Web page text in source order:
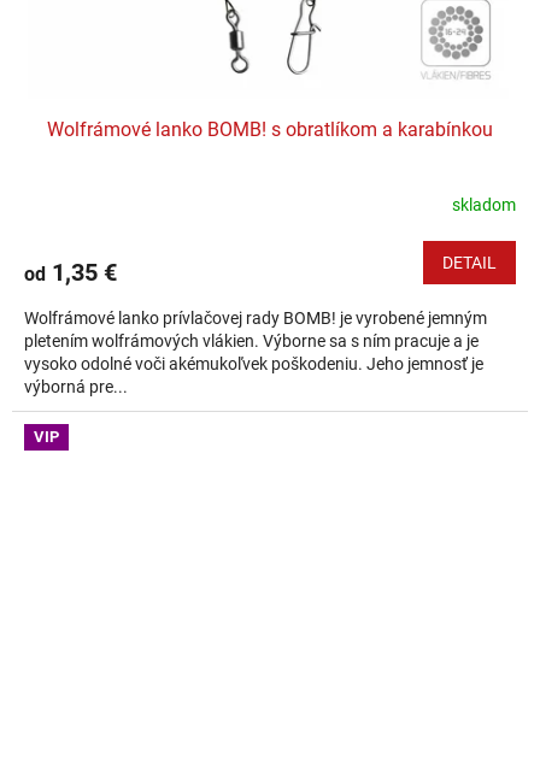
Wolfrámové lanko BOMB! s obratlíkom a karabínkou
skladom
od 1,35 € DETAIL
Wolfrámové lanko prívlačovej rady BOMB! je vyrobené jemným
pletením wolfrámových vlákien. Výborne sa s ním pracuje a je
vysoko odolné voči akémukoľvek poškodeniu. Jeho jemnosť je
výborná pre...
VIP